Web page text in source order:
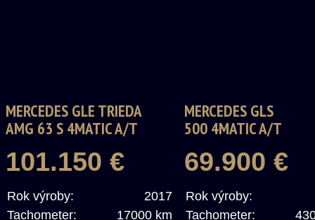
MERCEDES GLE TRIEDA
AMG 63 S 4MATIC A/T
101.150 €
Rok výroby:
2017
Tachometer:
17000 km
MERCEDES GLS
500 4MATIC A/T
69.900 €
Rok výroby:
Tachometer: